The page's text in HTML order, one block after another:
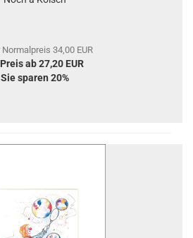
Normalpreis 34,00 EUR
ab 27,20 EUR
Sie sparen 20%